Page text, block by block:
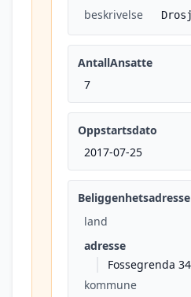
beskrivelse
AntallAnsatte
7
Oppstartsdato
2017-07-25
Beliggenhetsadresse
land
adresse
Fossegrenda 34
kommune